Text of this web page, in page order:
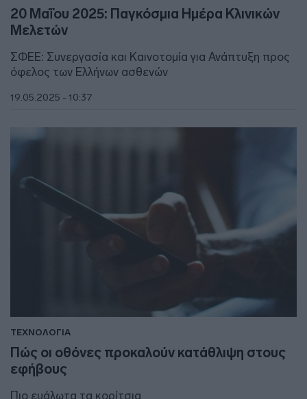
20 Μαΐου 2025: Παγκόσμια Ημέρα Κλινικών
Μελετών
ΣΦΕΕ: Συνεργασία και Καινοτομία για Ανάπτυξη προς
όφελος των Ελλήνων ασθενών
19.05.2025 - 10:37
ΤΕΧΝΟΛΟΓΙΑ
Πώς οι οθόνες προκαλούν κατάθλιψη στους
εφήβους
Πιο ευάλωτα τα κορίτσια